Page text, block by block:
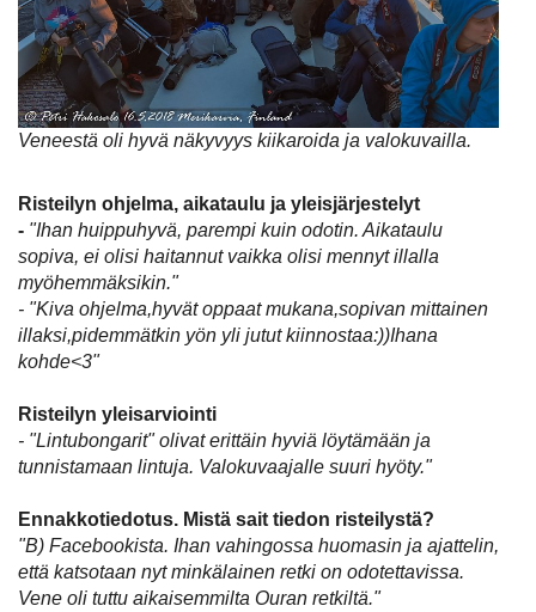
Veneestä oli hyvä näkyvyys kiikaroida ja valokuvailla.
Risteilyn ohjelma, aikataulu ja yleisjärjestelyt
- "Ihan huippuhyvä, parempi kuin odotin. Aikataulu
sopiva, ei olisi haitannut vaikka olisi mennyt illalla
myöhemmäksikin."
- "Kiva ohjelma,hyvät oppaat mukana,sopivan mittainen
illaksi,pidemmätkin yön yli jutut kiinnostaa:))Ihana
kohde<3"
Risteilyn yleisarviointi
- "Lintubongarit" olivat erittäin hyviä löytämään ja
tunnistamaan lintuja. Valokuvaajalle suuri hyöty."
Ennakkotiedotus. Mistä sait tiedon risteilystä?
"B) Facebookista. Ihan vahingossa huomasin ja ajattelin,
että katsotaan nyt minkälainen retki on odotettavissa.
Vene oli tuttu aikaisemmilta Ouran retkiltä."